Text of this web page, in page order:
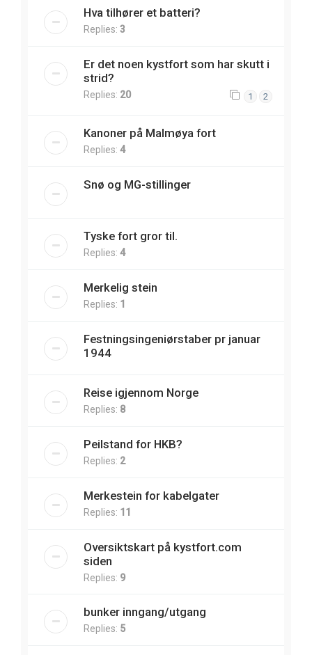
Hva tilhører et batteri?
Replies: 3
Er det noen kystfort som har skutt i
strid?
Replies: 20 1 2
Kanoner på Malmøya fort
Replies: 4
Snø og MG-stillinger
Tyske fort gror til.
Replies: 4
Merkelig stein
Replies: 1
Festningsingeniørstaber pr januar
1944
Reise igjennom Norge
Replies: 8
Peilstand for HKB?
Replies: 2
Merkestein for kabelgater
Replies: 11
Oversiktskart på kystfort.com
siden
Replies: 9
bunker inngang/utgang
Replies: 5